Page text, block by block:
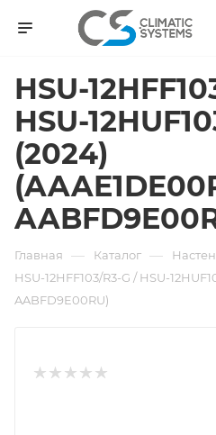
HSU-
HSU-
(2024)
Главная — Каталог —
HSU-12HFF103/R3-G / HSU-
AABFD9E00RU)